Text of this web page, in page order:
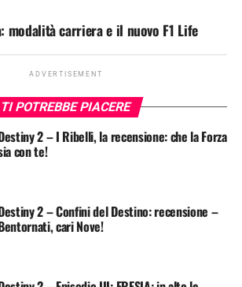
modalità carriera e il nuovo F1 Life
ADVERTISEMENT
TI POTREBBE PIACERE
2 – I Ribelli, la recensione: che la Forza
con te!
2 – Confini del Destino: recensione –
cari Nove!